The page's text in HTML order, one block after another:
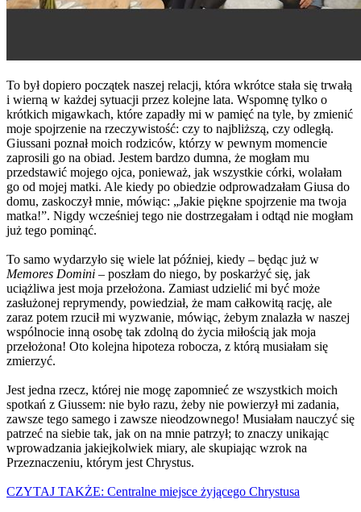
To był dopiero początek naszej relacji, która wkrótce stała się trwałą
i wierną w każdej sytuacji przez kolejne lata. Wspomnę tylko o
krótkich migawkach, które zapadły mi w pamięć na tyle, by zmienić
moje spojrzenie na rzeczywistość: czy to najbliższą, czy odległą.
Giussani poznał moich rodziców, którzy w pewnym momencie
zaprosili go na obiad. Jestem bardzo dumna, że mogłam mu
przedstawić mojego ojca, ponieważ, jak wszystkie córki, wolałam
go od mojej matki. Ale kiedy po obiedzie odprowadzałam Giusa do
domu, zaskoczył mnie, mówiąc: „Jakie piękne spojrzenie ma twoja
matka!”. Nigdy wcześniej tego nie dostrzegałam i odtąd nie mogłam
już tego pominąć.
To samo wydarzyło się wiele lat później, kiedy – będąc już w
Memores Domini – poszłam do niego, by poskarżyć się, jak
uciążliwa jest moja przełożona. Zamiast udzielić mi być może
zasłużonej reprymendy, powiedział, że mam całkowitą rację, ale
zaraz potem rzucił mi wyzwanie, mówiąc, żebym znalazła w naszej
wspólnocie inną osobę tak zdolną do życia miłością jak moja
przełożona! Oto kolejna hipoteza robocza, z którą musiałam się
zmierzyć.
Jest jedna rzecz, której nie mogę zapomnieć ze wszystkich moich
spotkań z Giussem: nie było razu, żeby nie powierzył mi zadania,
zawsze tego samego i zawsze nieodzownego! Musiałam nauczyć się
patrzeć na siebie tak, jak on na mnie patrzył; to znaczy unikając
wprowadzania jakiejkolwiek miary, ale skupiając wzrok na
Przeznaczeniu, którym jest Chrystus.
CZYTAJ TAKŻE: Centralne miejsce żyjącego Chrystusa